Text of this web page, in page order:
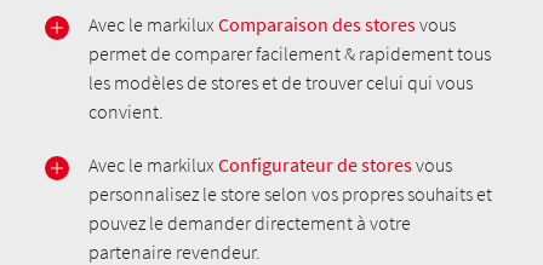
Avec le markiluxComparaison des storesvous
permet de comparer facilement & rapidement tous
les modèles de stores et de trouver celui qui vous
convient.
Avec le markiluxConfigurateur de storesvous
personnalisez le store selon vos propres souhaits et
pouvez le demander directement à votre
partenaire revendeur.